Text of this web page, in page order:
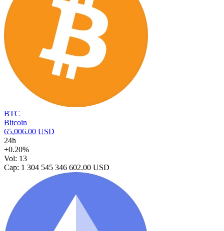
BTC
Bitcoin
65,006.00 USD
24h
+0.20%
Vol: 13
Cap: 1 304 545 346 602.00 USD